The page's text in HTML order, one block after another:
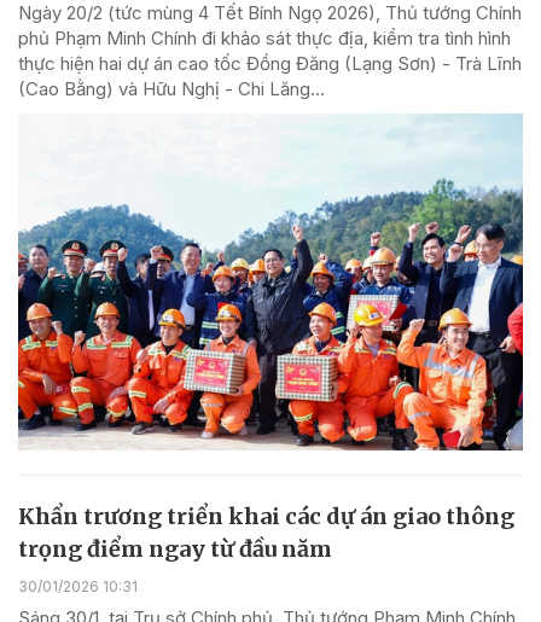
Ngày 20/2 (tức mùng 4 Tết Bính Ngọ 2026), Thủ tướng Chính
phủ Phạm Minh Chính đi khảo sát thực địa, kiểm tra tình hình
thực hiện hai dự án cao tốc Đồng Đăng (Lạng Sơn) - Trà Lĩnh
(Cao Bằng) và Hữu Nghị - Chi Lăng...
Khẩn trương triển khai các dự án giao thông
trọng điểm ngay từ đầu năm
30/01/2026 10:31